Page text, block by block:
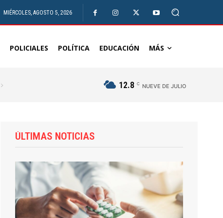
MIÉRCOLES, AGOSTO 5, 2026
POLICIALES POLÍTICA EDUCACIÓN MÁS
12.8 C NUEVE DE JULIO
ÚLTIMAS NOTICIAS